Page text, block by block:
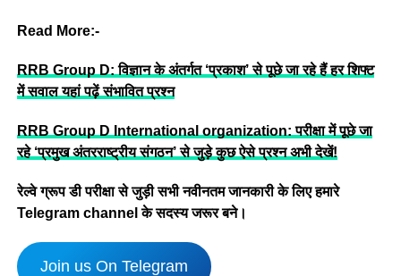
Read More:-
RRB Group D: विज्ञान के अंतर्गत ‘प्रकाश’ से पूछे जा रहे हैं हर शिफ्ट
में सवाल यहां पढ़ें संभावित प्रश्न
RRB Group D International organization: परीक्षा में पूछे जा
रहे ‘प्रमुख अंतरराष्ट्रीय संगठन’ से जुड़े कुछ ऐसे प्रश्न अभी देखें!
रेल्वे ग्रूप डी परीक्षा से जुड़ी सभी नवीनतम जानकारी के लिए हमारे
Telegram channel के सदस्य जरूर बने।
Join us On Telegram